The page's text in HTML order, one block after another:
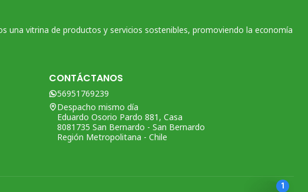
una vitrina de productos y servicios sostenibles, promoviendo la economía
CONTÁCTANOS
56951769239
Despacho mismo día
Eduardo Osorio Pardo 881, Casa
8081735 San Bernardo - San Bernardo
Región Metropolitana - Chile